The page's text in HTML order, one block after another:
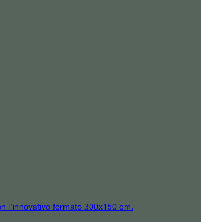
l’innovativo formato 300x150 cm.